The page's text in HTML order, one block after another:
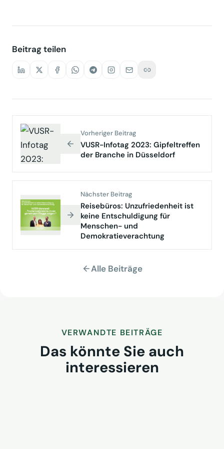
Beitrag teilen
Vorheriger Beitrag
VUSR-Infotag 2023: Gipfeltreffen
der Branche in Düsseldorf
Nächster Beitrag
Reisebüros: Unzufriedenheit ist
keine Entschuldigung für
Menschen- und
Demokratieverachtung
Alle Beiträge
VERWANDTE BEITRÄGE
Das könnte Sie auch
interessieren